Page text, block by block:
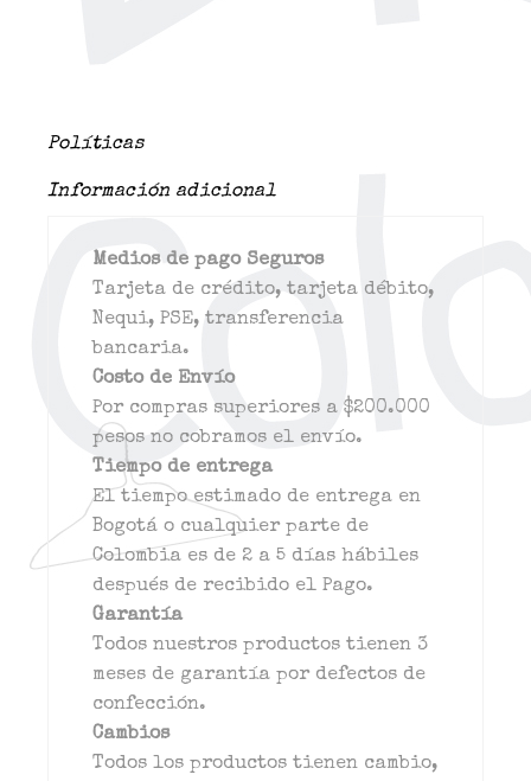
Políticas
Información adicional
Medios de pago Seguros
Tarjeta de crédito, tarjeta débito,
Nequi, PSE, transferencia
bancaria.
Costo de Envío
Por compras superiores a $200.000
pesos no cobramos el envío.
Tiempo de entrega
El tiempo estimado de entrega en
Bogotá o cualquier parte de
Colombia es de 2 a 5 días hábiles
después de recibido el Pago.
Garantía
Todos nuestros productos tienen 3
meses de garantía por defectos de
confección.
Cambios
Todos los productos tienen cambio,